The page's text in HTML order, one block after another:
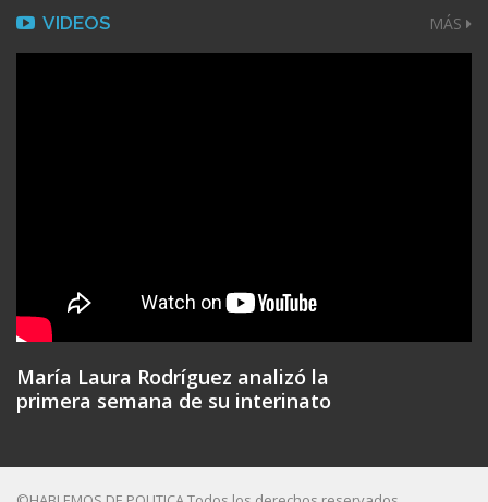
VIDEOS MÁS
María Laura Rodríguez analizó la
primera semana de su interinato